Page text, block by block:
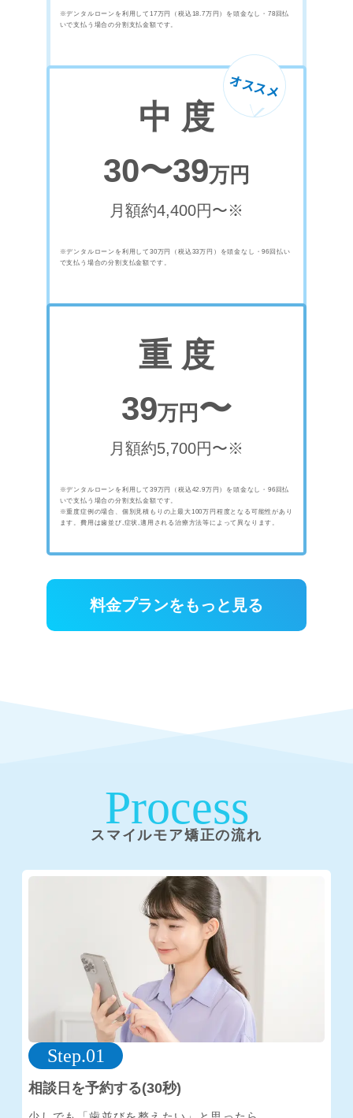
※デンタルローンを利用して17万円（税込18.7万円）を頭金なし・78回払
いで支払う場合の分割支払金額です。
中 度
30〜39万円
月額約4,400円〜※
オススメ
※デンタルローンを利用して30万円（税込33万円）を頭金なし・96回払い
で支払う場合の分割支払金額です。
重 度
39万円 〜
月額約5,700円〜※
※デンタルローンを利用して39万円（税込42.9万円）を頭金なし・96回払
いで支払う場合の分割支払金額です。
※重度症例の場合、個別見積もりの上最大100万円程度となる可能性があり
ます。費用は歯並び,症状,適用される治療方法等によって異なります。
料金プランをもっと見る
Process
スマイルモア矯正の流れ
Step.01
相談日を予約する(30秒)